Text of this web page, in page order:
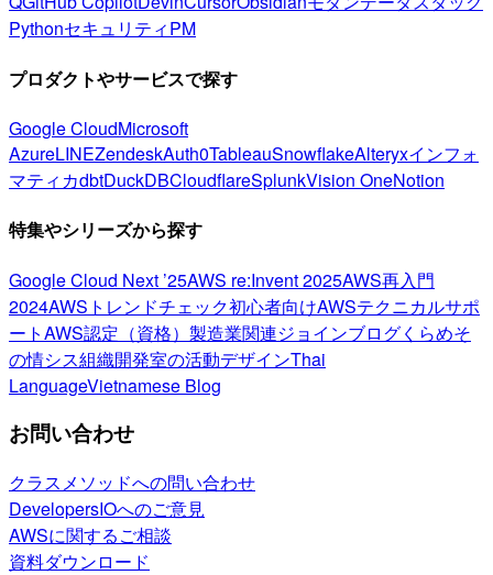
PythonセキュリティPM
プロダクトやサービスで探す
Google CloudMicrosoft
AzureLINEZendeskAuth0TableauSnowflakeAlteryxインフォ
マティカdbtDuckDBCloudflareSplunkVision OneNotion
特集やシリーズから探す
Google Cloud Next ’25AWS re:Invent 2025AWS再入門
2024AWSトレンドチェック初心者向けAWSテクニカルサポ
ートAWS認定（資格） 製造業関連ジョインブログくらめそ
の情シス組織開発室の活動デザインThai
LanguageVietnamese Blog
お問い合わせ
クラスメソッドへの問い合わせ
DevelopersIOへのご意見
AWSに関するご相談
資料ダウンロード